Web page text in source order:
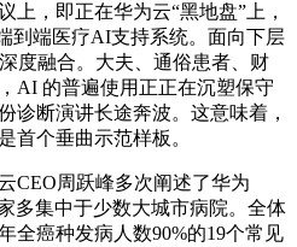
上，即正在华为云“黑地盘”上，
到端医疗AI支持系统。面向下层
度融合。大夫、通俗患者、财
AI 的普遍使用正正在沉塑保守
诊断演讲长途奔波。这意味着，
首个垂曲示范样板。
周跃峰多次阐述了华为
多集中于少数大城市病院。全体
全癌种发病人数90%的19个常见